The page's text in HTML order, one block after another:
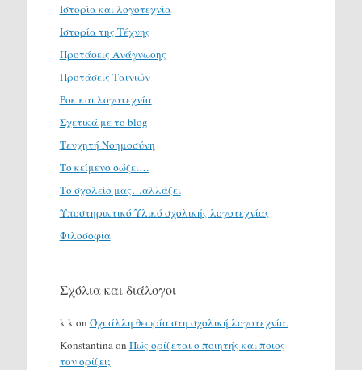
Ιστορία και λογοτεχνία
Ιστορία της Τέχνης
Προτάσεις Ανάγνωσης
Προτάσεις Ταινιών
Ροκ και λογοτεχνία
Σχετικά με το blog
Τενχητή Νοημοσύνη
Το κείμενο σώζει…
Το σχολείο μας…αλλάζει
Υποστηρικτικό Υλικό σχολικής λογοτεχνίας
Φιλοσοφία
Σχόλια και διάλογοι
k k on Όχι άλλη θεωρία στη σχολική λογοτεχνία.
Konstantina on Πώς ορίζεται ο ποιητής και ποιος
τον ορίζει;